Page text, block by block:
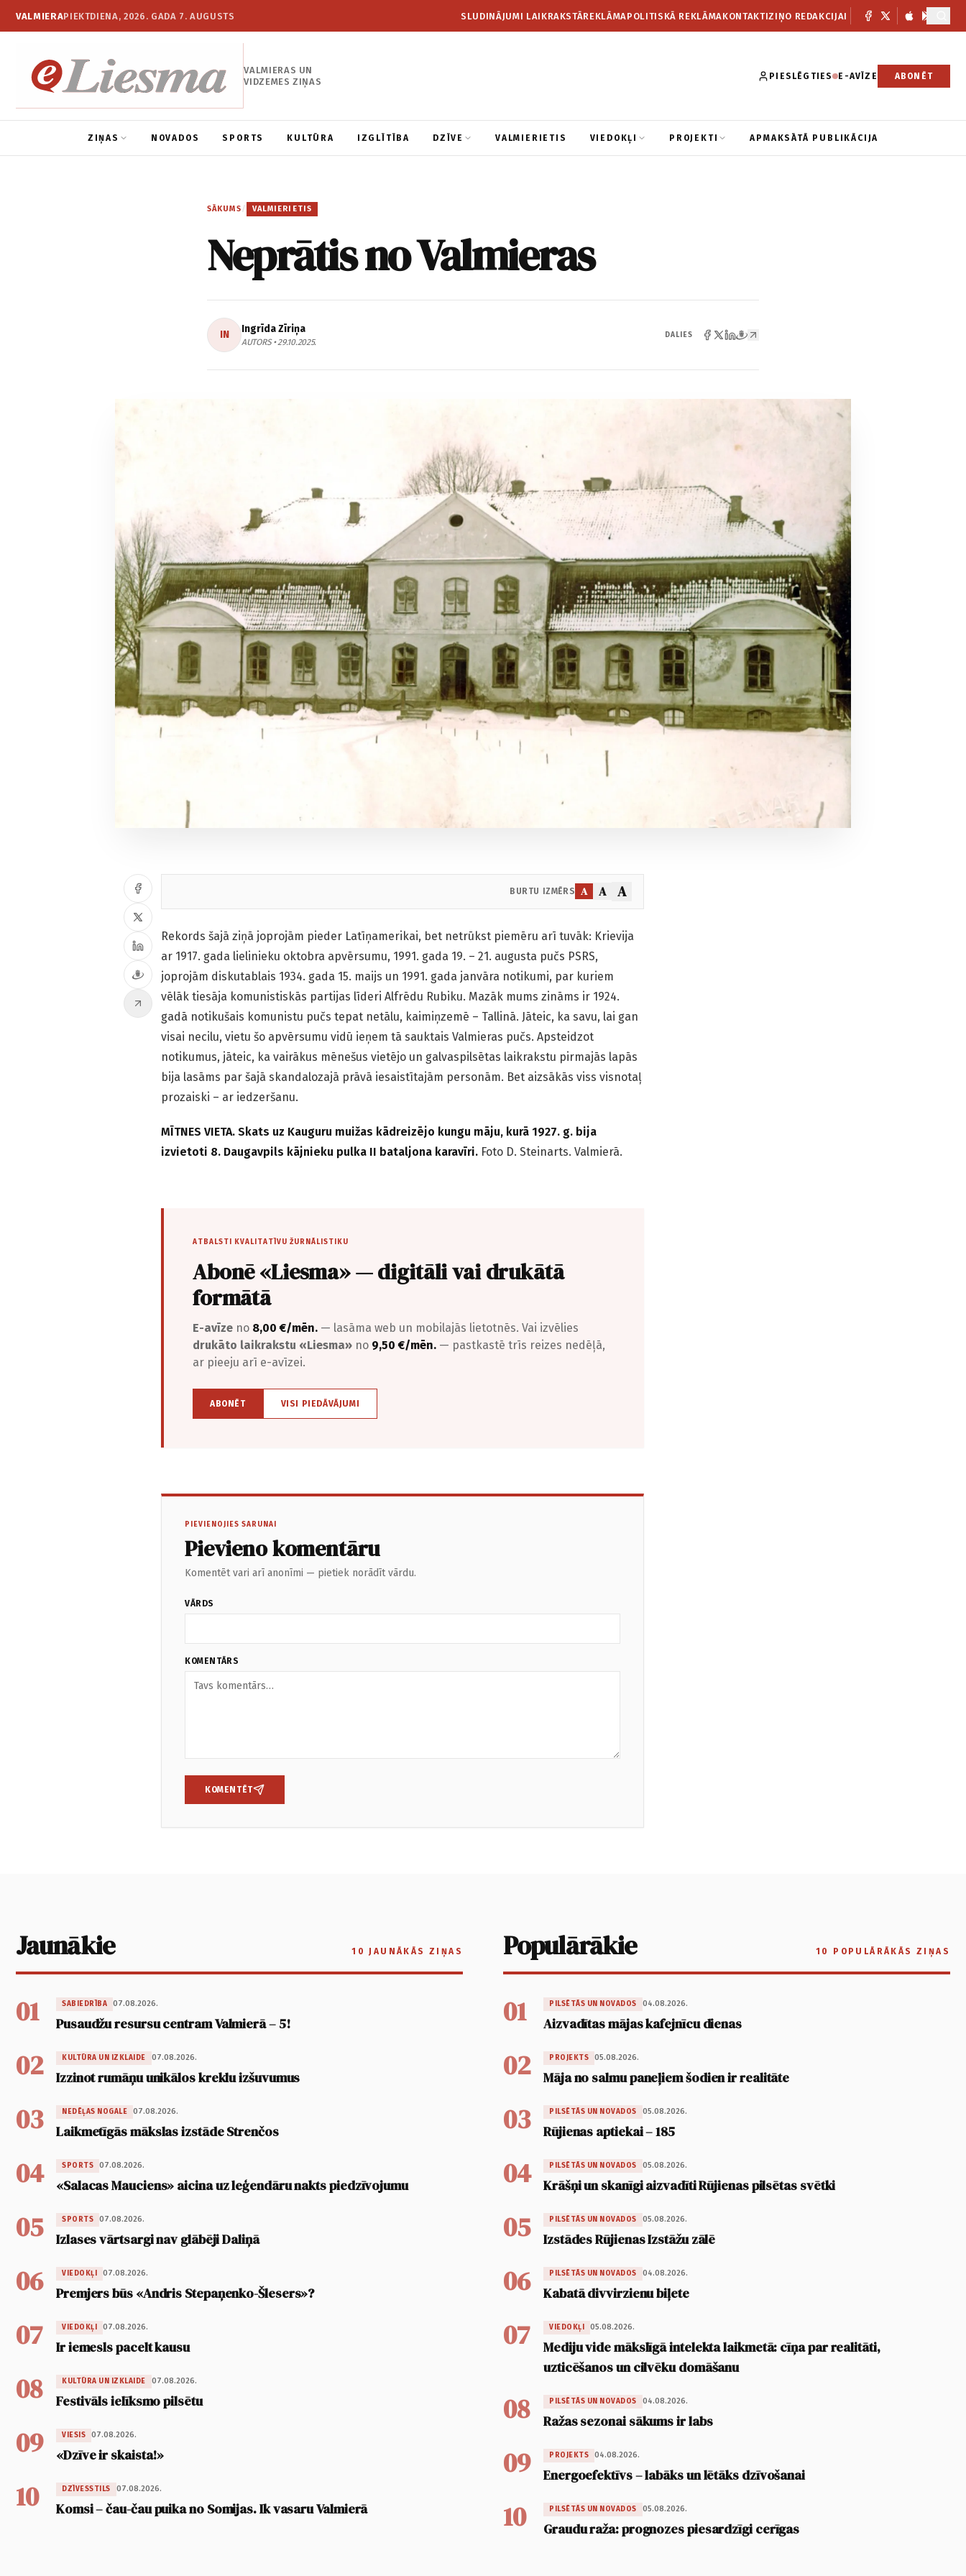
VALMIERAPIEKTDIENA, 2026. GADA 7. AUGUSTS SLUDINĀJUMI LAIKRAKSTĀREKLĀMAPOLITISKĀ REKLĀMAKONTAKTIZIŅO REDAKCIJAI
VALMIERAS UN
VIDZEMES ZIŅAS
PIESLĒGTIES E-AVĪZE ABONĒT
ZIŅAS NOVADOS SPORTS KULTŪRA IZGLĪTĪBA DZĪVE VALMIERIETIS VIEDOKĻI PROJEKTI APMAKSĀTĀ PUBLIKĀCIJA
SĀKUMS / VALMIERIETIS
Neprātis no Valmieras
IN Ingrīda Zīriņa
AUTORS • 29.10.2025.
DALIES
BURTU IZMĒRS A A A
Rekords šajā ziņā joprojām pieder Latīņamerikai, bet netrūkst piemēru arī tuvāk: Krievija
ar 1917. gada lielinieku oktobra apvērsumu, 1991. gada 19. – 21. augusta pučs PSRS,
joprojām diskutablais 1934. gada 15. maijs un 1991. gada janvāra notikumi, par kuriem
vēlāk tiesāja komunistiskās partijas līderi Alfrēdu Rubiku. Mazāk mums zināms ir 1924.
gadā notikušais komunistu pučs tepat netālu, kaimiņzemē – Tallinā. Jāteic, ka savu, lai gan
visai necilu, vietu šo apvērsumu vidū ieņem tā sauktais Valmieras pučs. Apsteidzot
notikumus, jāteic, ka vairākus mēnešus vietējo un galvaspilsētas laikrakstu pirmajās lapās
bija lasāms par šajā skandalozajā prāvā iesaistītajām personām. Bet aizsākās viss visnotaļ
prozaiski – ar iedzeršanu.
MĪTNES VIETA. Skats uz Kauguru muižas kādreizējo kungu māju, kurā 1927. g. bija
izvietoti 8. Daugavpils kājnieku pulka II bataljona karavīri. Foto D. Steinarts. Valmierā.
ATBALSTI KVALITATĪVU ŽURNĀLISTIKU
Abonē «Liesma» — digitāli vai drukātā
formātā
E-avīze no 8,00 €/mēn. — lasāma web un mobilajās lietotnēs. Vai izvēlies
drukāto laikrakstu «Liesma» no 9,50 €/mēn. — pastkastē trīs reizes nedēļā,
ar pieeju arī e-avīzei.
ABONĒT VISI PIEDĀVĀJUMI
PIEVIENOJIES SARUNAI
Pievieno komentāru
Komentēt vari arī anonīmi — pietiek norādīt vārdu.
VĀRDS
KOMENTĀRS
KOMENTĒT
Jaunākie 10 JAUNĀKĀS ZIŅAS
01 SABIEDRĪBA 07.08.2026.
Pusaudžu resursu centram Valmierā – 5!
02 KULTŪRA UN IZKLAIDE 07.08.2026.
Izzinot rumāņu unikālos kreklu izšuvumus
03 NEDĒĻAS NOGALE 07.08.2026.
Laikmetīgās mākslas izstāde Strenčos
04 SPORTS 07.08.2026.
«Salacas Mauciens» aicina uz leģendāru nakts piedzīvojumu
05 SPORTS 07.08.2026.
Izlases vārtsargi nav glābēji Daliņā
06 VIEDOKĻI 07.08.2026.
Premjers būs «Andris Stepaņenko-Šlesers»?
07 VIEDOKĻI 07.08.2026.
Ir iemesls pacelt kausu
08 KULTŪRA UN IZKLAIDE 07.08.2026.
Festivāls ielīksmo pilsētu
09 VIESIS 07.08.2026.
«Dzīve ir skaista!»
10 DZĪVESSTILS 07.08.2026.
Komsi – čau-čau puika no Somijas. Ik vasaru Valmierā
Populārākie 10 POPULĀRĀKĀS ZIŅAS
01 PILSĒTĀS UN NOVADOS 04.08.2026.
Aizvadītas mājas kafejnīcu dienas
02 PROJEKTS 05.08.2026.
Māja no salmu paneļiem šodien ir realitāte
03 PILSĒTĀS UN NOVADOS 05.08.2026.
Rūjienas aptiekai – 185
04 PILSĒTĀS UN NOVADOS 05.08.2026.
Krāšņi un skanīgi aizvadīti Rūjienas pilsētas svētki
05 PILSĒTĀS UN NOVADOS 05.08.2026.
Izstādes Rūjienas Izstāžu zālē
06 PILSĒTĀS UN NOVADOS 04.08.2026.
Kabatā divvirzienu biļete
07 VIEDOKĻI 05.08.2026.
Mediju vide mākslīgā intelekta laikmetā: cīņa par realitāti,
uzticēšanos un cilvēku domāšanu
08 PILSĒTĀS UN NOVADOS 04.08.2026.
Ražas sezonai sākums ir labs
09 PROJEKTS 04.08.2026.
Energoefektīvs – labāks un lētāks dzīvošanai
10 PILSĒTĀS UN NOVADOS 05.08.2026.
Graudu raža: prognozes piesardzīgi cerīgas